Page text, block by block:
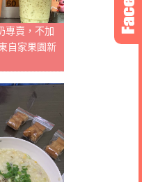
專賣，不加
自家果園新